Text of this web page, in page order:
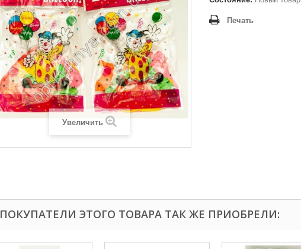
Увеличить
Печать
ПОКУПАТЕЛИ ЭТОГО ТОВАРА ТАК ЖЕ ПРИОБРЕЛИ: